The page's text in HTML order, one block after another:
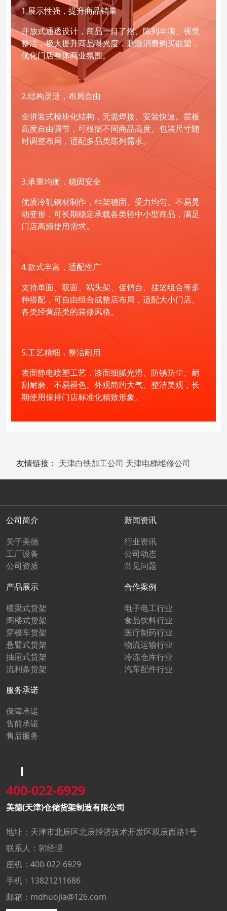
1.展示性强，提升商品销量
开放式通透设计，商品一目了然、陈列丰满、视觉
整洁，极大提升商品曝光度，刺激消费购买欲望，
优化门店整体商业氛围。
2.结构灵活，布局自由
全拼装式模块化结构，无需焊接、安装快速。层板
高度自由调节，可根据不同商品高度、包装尺寸随
时调整布局，适配多品类陈列需求。
3.承重均衡，稳固安全
优质冷轧钢材制作，框架稳固、受力均匀、不易晃
动变形，可长期稳定承载各类轻中小型商品，满足
门店高频使用需求。
4.款式丰富，适配性广
支持单面、双面、端头架、促销台、挂篮组合等多
种搭配，可自由组合成整店布局，适配大小门店、
各类经营品类的装修风格。
5.工艺精细，整洁耐用
表面静电喷塑工艺，漆面细腻光滑、防锈防尘、耐
刮耐磨、不易褪色。外观简约大气、整洁美观，长
期使用保持门店标准化精致形象。
友情链接： 天津白铁加工公司 天津电梯维修公司
公司简介
关于美德
工厂设备
公司资质
新闻资讯
行业资讯
公司动态
常见问题
产品展示
横梁式货架
阁楼式货架
穿梭车货架
悬臂式货架
抽屉式货架
流利条货架
合作案例
电子电工行业
食品饮料行业
医疗制药行业
物流运输行业
冷冻仓库行业
汽车配件行业
服务承诺
保障承诺
售前承诺
售后服务
400-022-6929
美德(天津)仓储货架制造有限公司
地址：天津市北辰区北辰经济技术开发区双辰西路1号
联系人：郭经理
座机：400-022-6929
手机：13821211686
邮箱：mdhuojia@126.com